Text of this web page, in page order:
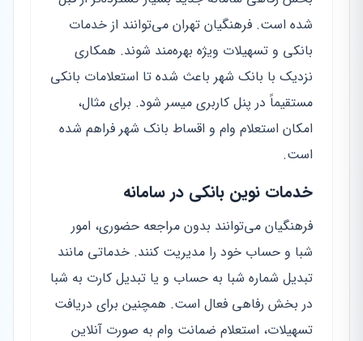
شده است. فرهنگیان تهران می‌توانند از خدمات
بانکی و تسهیلات ویژه بهره‌مند شوند. همکاری
نزدیک با بانک شهر باعث شده تا استعلامات بانکی
مستقیماً در پنل کاربری میسر شود. برای مثال،
امکان استعلام وام و اقساط بانک شهر فراهم شده
است.
خدمات نوین بانکی در سامانه
فرهنگیان می‌توانند بدون مراجعه حضوری، امور
شبا و حساب خود را مدیریت کنند. خدماتی مانند
تبدیل شماره شبا به حساب و یا تبدیل کارت به شبا
در بخش رفاهی فعال است. همچنین برای دریافت
تسهیلات، استعلام ضمانت وام به صورت آنلاین